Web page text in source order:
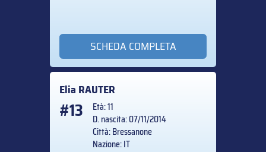
SCHEDA COMPLETA
Elia RAUTER
#13
Età: 11
D. nascita: 07/11/2014
Città: Bressanone
Nazione: IT